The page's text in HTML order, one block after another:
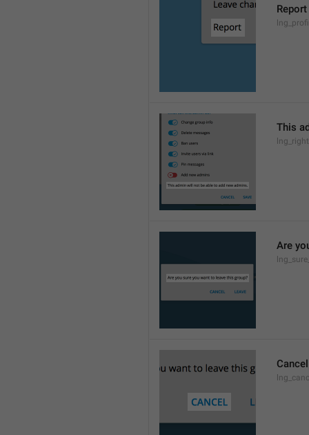
Report
This
Are
Cancel